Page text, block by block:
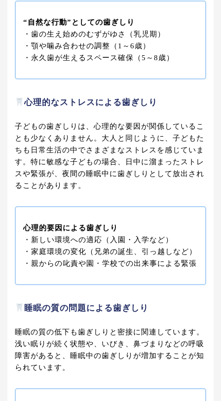
“自然な行動”としての歯ぎしり
・歯の生え始めのむずがゆさ（乳児期）
・顎や噛み合わせの調整（1～6歳）
・永久歯が生えるスペース確保（5～8歳）
心理的なストレスによる歯ぎしり
子どもの歯ぎしりは、心理的な要因が関係しているこ
とも少なくありません。大人と同じように、子どもた
ちも日常生活の中でさまざまなストレスを感じていま
す。特に敏感な子どもの場合、日中に溜まったストレ
スや緊張が、夜間の睡眠中に歯ぎしりとして放出され
ることがあります。
心理的要因による歯ぎしり
・新しい環境への適応（入園・入学など）
・家庭環境の変化（兄弟の誕生、引っ越しなど）
・親からの叱責や園・学校での出来事による緊張
睡眠の質の問題による歯ぎしり
睡眠の質の低下も歯ぎしりと密接に関連しています。
浅い眠りが続く状態や、いびき、鼻づまりなどの呼吸
障害があると、睡眠中の歯ぎしりが増加することが知
られています。